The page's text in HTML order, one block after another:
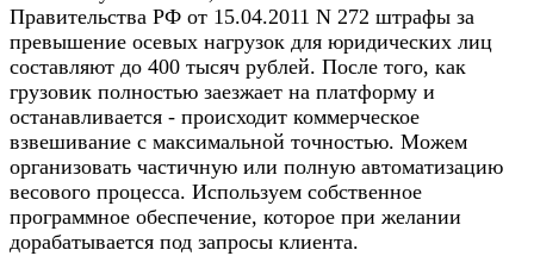
Правительства РФ от 15.04.2011 N 272 штрафы за
превышение осевых нагрузок для юридических лиц
составляют до 400 тысяч рублей. После того, как
грузовик полностью заезжает на платформу и
останавливается - происходит коммерческое
взвешивание с максимальной точностью. Можем
организовать частичную или полную автоматизацию
весового процесса. Используем собственное
программное обеспечение, которое при желании
дорабатывается под запросы клиента.